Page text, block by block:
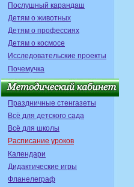
Послушный карандаш
Детям о животных
Детям о профессиях
Детям о космосе
Исследовательские проекты
Почемучка
Праздничные стенгазеты
Всё для детского сада
Всё для школы
Расписание уроков
Календари
Дидактические игры
Фланелеграф